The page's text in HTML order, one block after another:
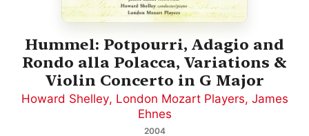
Hummel: Potpourri, Adagio and
Rondo alla Polacca, Variations &
Violin Concerto in G Major
Howard Shelley, London Mozart Players, James
Ehnes
2004